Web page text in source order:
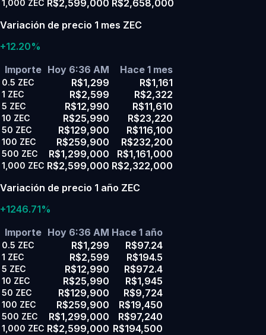
1,000 ZEC R$2,599,000 R$2,658,000
Variación de precio 1 mes ZEC
+12.20%
Importe Hoy 6:36 AM Hace 1 mes
0.5 ZEC R$1,299 R$1,161
1 ZEC R$2,599 R$2,322
5 ZEC R$12,990 R$11,610
10 ZEC R$25,990 R$23,220
50 ZEC R$129,900 R$116,100
100 ZEC R$259,900 R$232,200
500 ZEC R$1,299,000 R$1,161,000
1,000 ZEC R$2,599,000 R$2,322,000
Variación de precio 1 año ZEC
+1246.71%
Importe Hoy 6:36 AM Hace 1 año
0.5 ZEC R$1,299 R$97.24
1 ZEC R$2,599 R$194.5
5 ZEC R$12,990 R$972.4
10 ZEC R$25,990 R$1,945
50 ZEC R$129,900 R$9,724
100 ZEC R$259,900 R$19,450
500 ZEC R$1,299,000 R$97,240
1,000 ZEC R$2,599,000 R$194,500